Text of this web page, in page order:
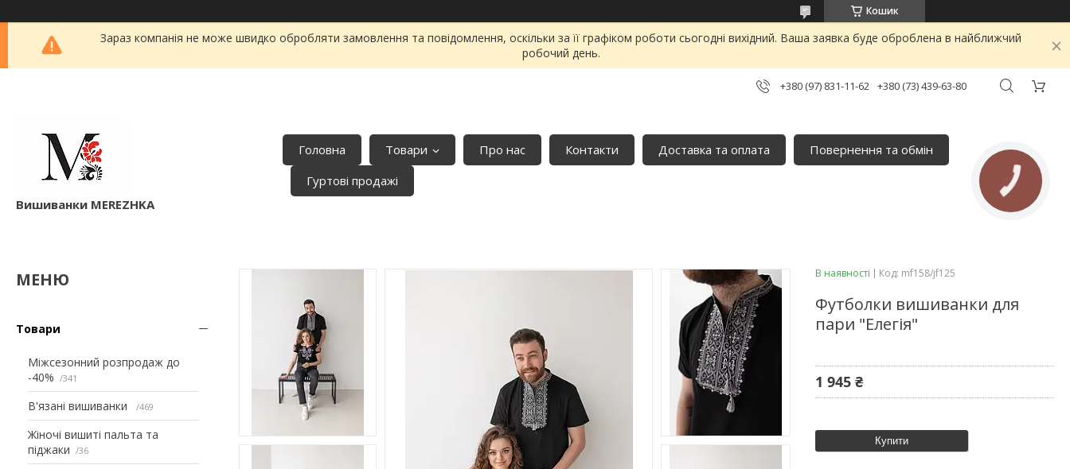
Кошик
Зараз компанія не може швидко обробляти замовлення та повідомлення, оскільки за її графіком роботи сьогодні вихідний. Ваша заявка буде оброблена в найближчий
робочий день.
+380 (97) 831-11-62 +380 (73) 439-63-80
Вишиванки MEREZHKA
Головна Товари Про нас Контакти Доставка та оплата
Повернення та обмін
Гуртові продажі
Товари
Міжсезонний розпродаж до
-40%
341
В'язані вишиванки 469
Жіночі вишиті пальта та
піджаки
36
В наявності Код: mf158/jf125
Футболки вишиванки для
пари "Елегія"
1 945 ₴
Купити
КНОПКА
ЗВ'ЯЗКУ